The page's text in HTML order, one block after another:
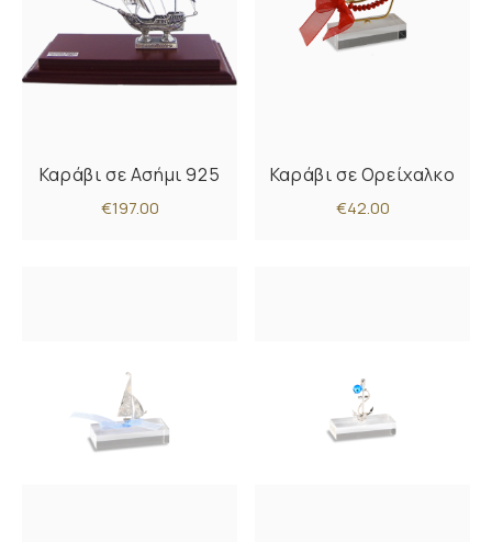
Καράβι σε Ασήμι 925
€197.00
Καράβι σε Ορείχαλκο
€42.00